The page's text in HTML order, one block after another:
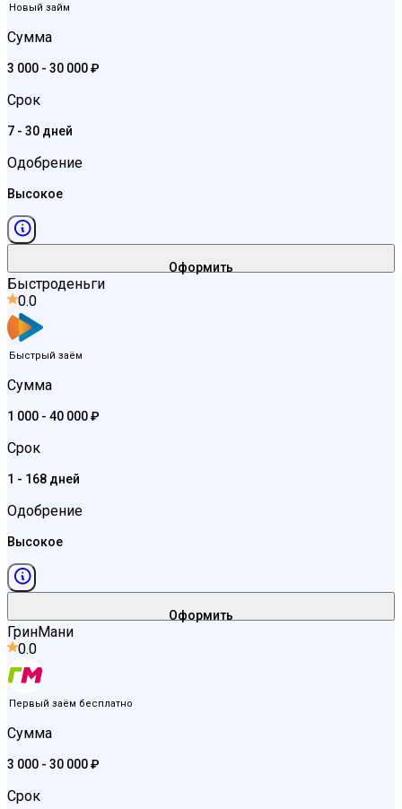
Новый займ
Сумма
3 000 - 30 000 ₽
Срок
7 - 30 дней
Одобрение
Высокое
Оформить
Быстроденьги
0.0
Быстрый заём
Сумма
1 000 - 40 000 ₽
Срок
1 - 168 дней
Одобрение
Высокое
Оформить
ГринМани
0.0
Первый заём бесплатно
Сумма
3 000 - 30 000 ₽
Срок